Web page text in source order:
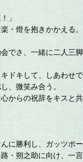
！」
燈を抱きかかえる。
でさ、一緒に二人三
ドキして、しあわせ
、微笑み合う。
からの祝辞をキスと
に勝利し、ガッツポ
・朔之助に向け、一